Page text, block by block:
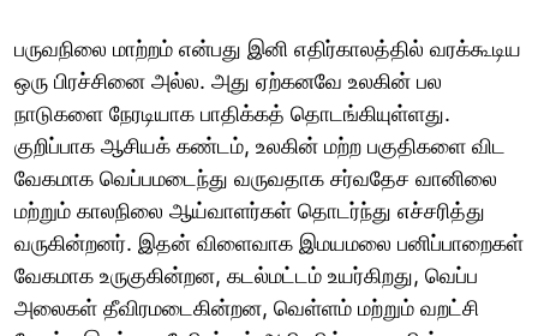
பருவநிலை மாற்றம் என்பது இனி எதிர்காலத்தில் வரக்கூடிய
ஒரு பிரச்சினை அல்ல. அது ஏற்கனவே உலகின் பல
நாடுகளை நேரடியாக பாதிக்கத் தொடங்கியுள்ளது.
குறிப்பாக ஆசியக் கண்டம், உலகின் மற்ற பகுதிகளை விட
வேகமாக வெப்பமடைந்து வருவதாக சர்வதேச வானிலை
மற்றும் காலநிலை ஆய்வாளர்கள் தொடர்ந்து எச்சரித்து
வருகின்றனர். இதன் விளைவாக இமயமலை பனிப்பாறைகள்
வேகமாக உருகுகின்றன, கடல்மட்டம் உயர்கிறது, வெப்ப
அலைகள் தீவிரமடைகின்றன, வெள்ளம் மற்றும் வறட்சி